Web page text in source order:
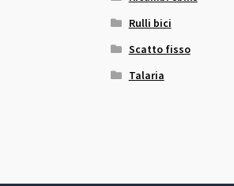
Rulli bici
Scatto fisso
Talaria